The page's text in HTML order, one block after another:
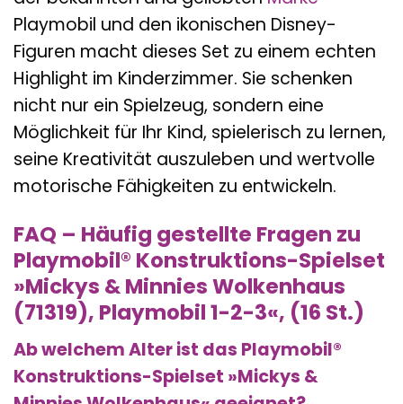
Playmobil und den ikonischen Disney-
Figuren macht dieses Set zu einem echten
Highlight im Kinderzimmer. Sie schenken
nicht nur ein Spielzeug, sondern eine
Möglichkeit für Ihr Kind, spielerisch zu lernen,
seine Kreativität auszuleben und wertvolle
motorische Fähigkeiten zu entwickeln.
FAQ – Häufig gestellte Fragen zu
Playmobil® Konstruktions-Spielset
»Mickys & Minnies Wolkenhaus
(71319), Playmobil 1-2-3«, (16 St.)
Ab welchem Alter ist das Playmobil®
Konstruktions-Spielset »Mickys &